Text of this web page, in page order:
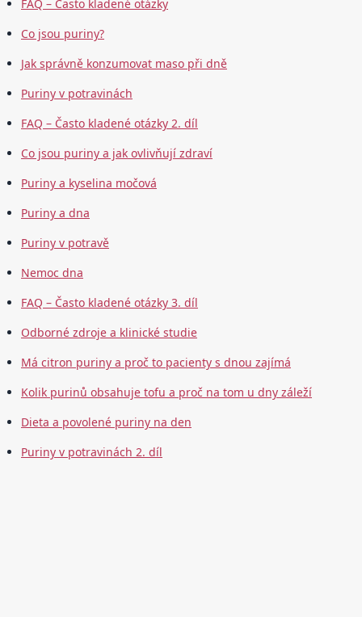
FAQ – Často kladené otázky
Co jsou puriny?
Jak správně konzumovat maso při dně
Puriny v potravinách
FAQ – Často kladené otázky 2. díl
Co jsou puriny a jak ovlivňují zdraví
Puriny a kyselina močová
Puriny a dna
Puriny v potravě
Nemoc dna
FAQ – Často kladené otázky 3. díl
Odborné zdroje a klinické studie
Má citron puriny a proč to pacienty s dnou zajímá
Kolik purinů obsahuje tofu a proč na tom u dny záleží
Dieta a povolené puriny na den
Puriny v potravinách 2. díl